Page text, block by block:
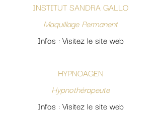
INSTITUT SANDRA GALLO
Maquillage Permanent
Infos : Visitez le site web
HYPNOAGEN
Hypnothérapeute
Infos : Visitez le site web